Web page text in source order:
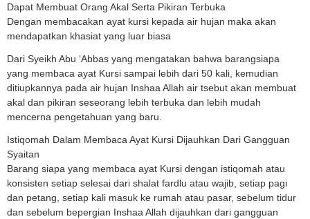
Dapat Membuat Orang Akal Serta Pikiran Terbuka
Dengan membacakan ayat kursi kepada air hujan maka akan
mendapatkan khasiat yang luar biasa
Dari Syeikh Abu ‘Abbas yang mengatakan bahwa barangsiapa
yang membaca ayat Kursi sampai lebih dari 50 kali, kemudian
ditiupkannya pada air hujan Inshaa Allah air tsebut akan membuat
akal dan pikiran seseorang lebih terbuka dan lebih mudah
mencerna pengetahuan yang baru.
Istiqomah Dalam Membaca Ayat Kursi Dijauhkan Dari Gangguan
Syaitan
Barang siapa yang membaca ayat Kursi dengan istiqomah atau
konsisten setiap selesai dari shalat fardlu atau wajib, setiap pagi
dan petang, setiap kali masuk ke rumah atau pasar, sebelum tidur
dan sebelum bepergian Inshaa Allah dijauhkan dari gangguan